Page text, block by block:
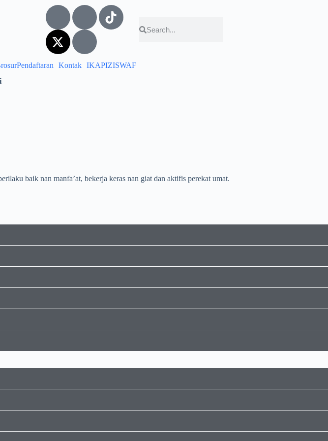
Pendaftaran Kontak IKAPIZISWAF
baik nan manfa’at, bekerja keras nan giat dan aktifis perekat umat.